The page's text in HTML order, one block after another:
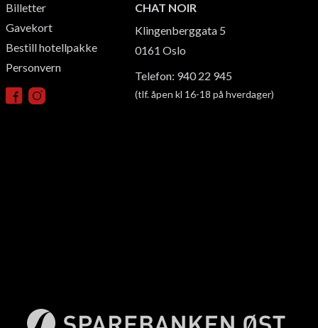
Billetter
Gavekort
Bestill hotellpakke
Personvern
CHAT NOIR
Klingenberggata 5
0161Oslo
Telefon: 940 22 945
(tlf. åpen kl 16-18 på hverdager)